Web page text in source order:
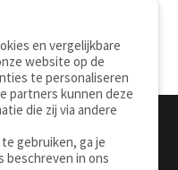
deze site
en vergelijkbare
website op de
te personaliseren
partners kunnen deze
die zij via andere
gebruiken, ga je
beschreven in ons